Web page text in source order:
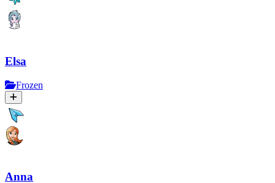
Elsa
Frozen
Anna